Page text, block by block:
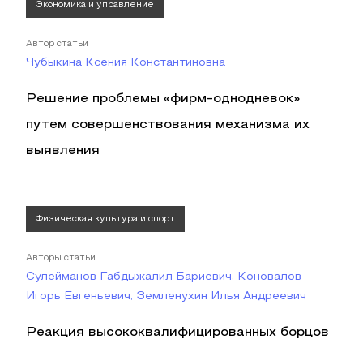
Экономика и управление
Автор статьи
Чубыкина Ксения Константиновна
Решение проблемы «фирм-однодневок»
путем совершенствования механизма их
выявления
Физическая культура и спорт
Авторы статьи
Сулейманов Габдыжалил Бариевич, Коновалов
Игорь Евгеньевич, Земленухин Илья Андреевич
Реакция высококвалифицированных борцов